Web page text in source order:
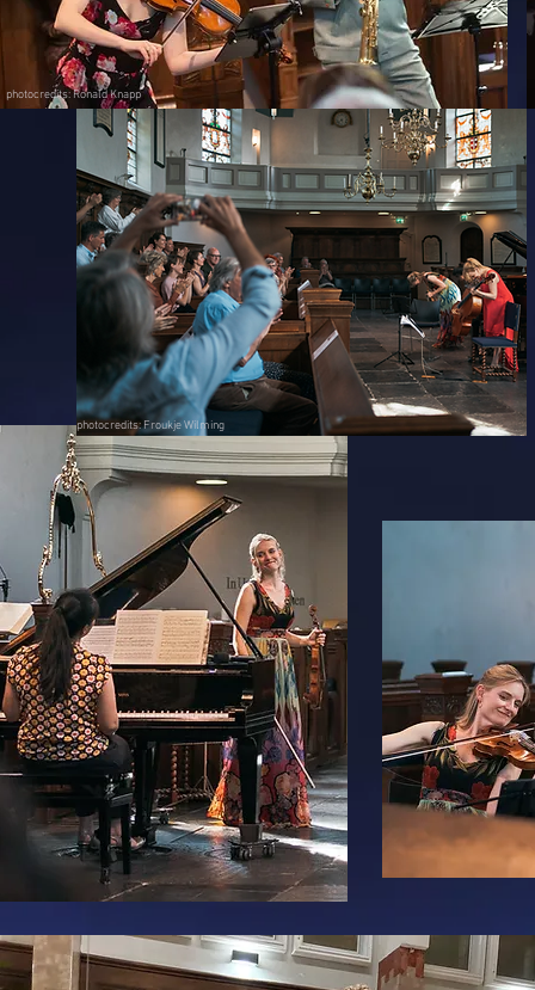
photocredits: Ronald Knapp
photocredits: Froukje Wilming